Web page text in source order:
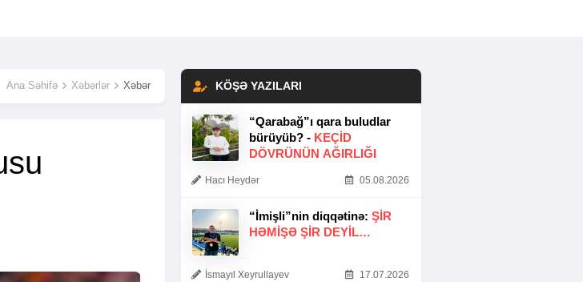
Ana Səhifə Xəbərlər Xəbər KÖŞƏ YAZILARI
“Qarabağ”ı qara buludlar
bürüyüb? - KEÇID
DÖVRÜNÜN AĞIRLIĞI
Hacı Heydər 05.08.2026
“İmişli”nin diqqətinə: ŞIR
HƏMIŞƏ ŞIR DEYIL…
İsmayıl Xeyrullayev 17.07.2026